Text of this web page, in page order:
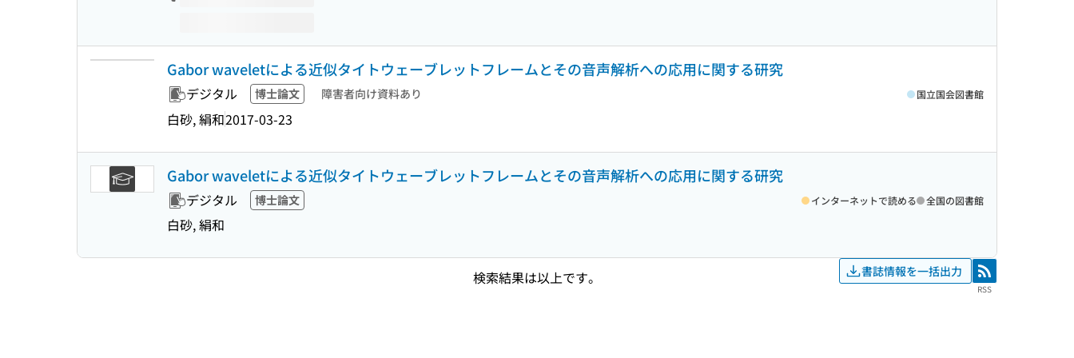
Gabor waveletによる近似タイトウェーブレットフレームとその音声解析への応用に関する研究
デジタル 博士論文 障害者向け資料あり
白砂, 絹和2017-03-23
国立国会図書館
Gabor waveletによる近似タイトウェーブレットフレームとその音声解析への応用に関する研究
デジタル 博士論文
白砂, 絹和
インターネットで読める 全国の図書館
検索結果は以上です。 書誌情報を一括出力 RSS
RSS